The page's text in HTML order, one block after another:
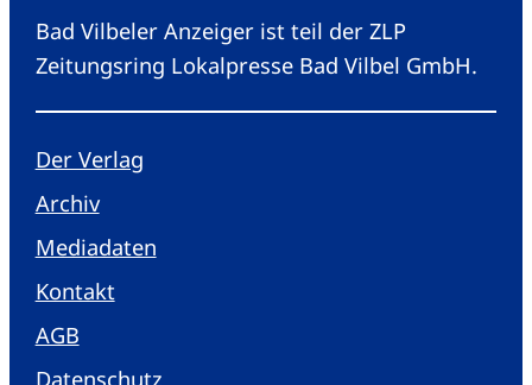
Bad Vilbeler Anzeiger ist teil der ZLP
Zeitungsring Lokalpresse Bad Vilbel GmbH.
Der Verlag
Archiv
Mediadaten
Kontakt
AGB
Datenschutz